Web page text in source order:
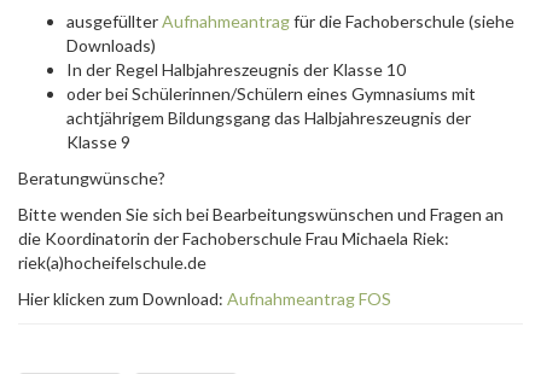
ausgefüllterAufnahmeantragfür die Fachoberschule (siehe
Downloads)
In der Regel Halbjahreszeugnis der Klasse 10
oder bei Schülerinnen/Schülern eines Gymnasiums mit
achtjährigem Bildungsgang das Halbjahreszeugnis der
Klasse 9
Beratungwünsche?
Bitte wenden Sie sich bei Bearbeitungswünschen und Fragen an
die Koordinatorin der Fachoberschule Frau Michaela Riek:
riek(a)hocheifelschule.de
Hier klicken zum Download: Aufnahmeantrag FOS